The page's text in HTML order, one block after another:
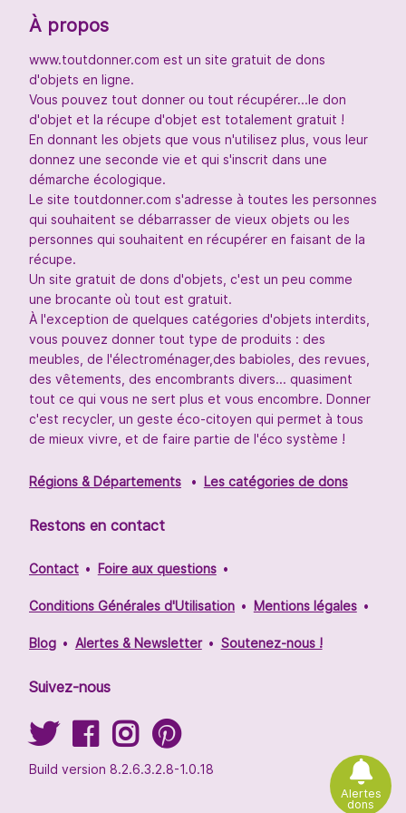
Alertes
dons
À propos
www.toutdonner.com est un site gratuit de dons
d'objets en ligne.
Vous pouvez tout donner ou tout récupérer...le don
d'objet et la récupe d'objet est totalement gratuit !
En donnant les objets que vous n'utilisez plus, vous leur
donnez une seconde vie et qui s'inscrit dans une
démarche écologique.
Le site toutdonner.com s'adresse à toutes les personnes
qui souhaitent se débarrasser de vieux objets ou les
personnes qui souhaitent en récupérer en faisant de la
récupe.
Un site gratuit de dons d'objets, c'est un peu comme
une brocante où tout est gratuit.
À l'exception de quelques catégories d'objets interdits,
vous pouvez donner tout type de produits : des
meubles, de l'électroménager,des babioles, des revues,
des vêtements, des encombrants divers... quasiment
tout ce qui vous ne sert plus et vous encombre. Donner
c'est recycler, un geste éco-citoyen qui permet à tous
de mieux vivre, et de faire partie de l'éco système !
Régions & Départements Les catégories de dons
Restons en contact
Contact Foire aux questions
Conditions Générales d'Utilisation Mentions légales
Blog Alertes & Newsletter Soutenez-nous !
Suivez-nous
Build version 8.2.6.3.2.8-1.0.18